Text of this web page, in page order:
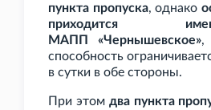
пункта пропуска, однако
приходится
МАПП
«Чернышевское»,
способность
в сутки в обе стороны.
При этом два пункта